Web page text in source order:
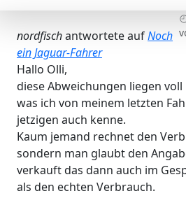
nordfischantwortete aufNoch
ein Jaguar-Fahrer
Hallo Olli,
diese Abweichungen liegen voll
was ich von meinem letzten
jetzigen auch kenne.
Kaum jemand rechnet den
sondern man glaubt den
verkauft das dann auch im
als den echten Verbrauch.